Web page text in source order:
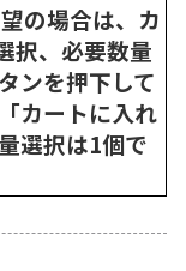
の場合は、カ
択、必要数量
ンを押下して
カートに入れ
選択は1個で